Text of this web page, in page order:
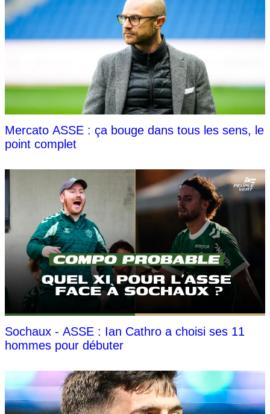
Mercato ASSE : ça bouge dans tous les sens, le
point complet
Sochaux - ASSE : Ian Cathro a choisi ses 11
hommes pour débuter